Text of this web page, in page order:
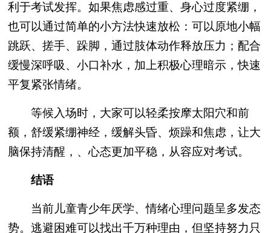
利于考试发挥。如果焦虑感过重、身心过度紧绷，
也可以通过简单的小方法快速放松：可以原地小幅
跳跃、搓手、跺脚，通过肢体动作释放压力；配合
缓慢深呼吸、小口补水，加上积极心理暗示，快速
平复紧张情绪。
等候入场时，大家可以轻柔按摩太阳穴和前
额，舒缓紧绷神经，缓解头昏、烦躁和焦虑，让大
脑保持清醒，、心态更加平稳，从容应对考试。
结语
当前儿童青少年厌学、情绪心理问题呈多发态
势。逃避困难可以找出千万种理由，但坚持努力只